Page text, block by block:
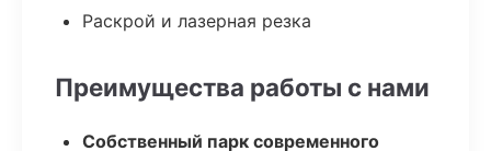
Раскрой и лазерная резка
Преимущества работы с нами
Собственный парк современного